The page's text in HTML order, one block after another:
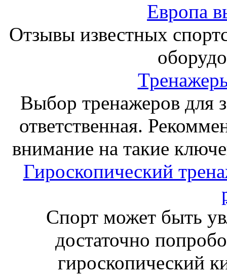
Европа
Отзывы известных
Выбор тренажеров для
ответственная.
внимание на такие
Гироскопический
Спорт может быть
достаточно
гироскопический